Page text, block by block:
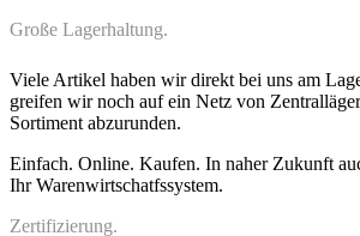
Große Lagerhaltung.
Viele Artikel haben wir direkt bei uns am
greifen wir noch auf ein Netz von
Sortiment abzurunden.
Einfach. Online. Kaufen. In naher Zukunft
Ihr Warenwirtschatfssystem.
Zertifizierung.